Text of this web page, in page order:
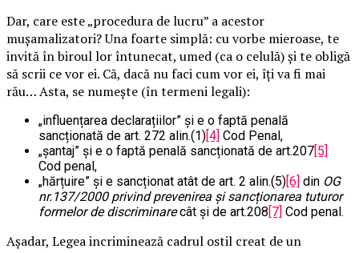
Dar, care este „procedura de lucru” a acestor
mușamalizatori? Una foarte simplă: cu vorbe mieroase, te
invită în biroul lor întunecat, umed (ca o celulă) și te obligă
să scrii ce vor ei. Că, dacă nu faci cum vor ei, îți va fi mai
rău… Asta, se numește (în termeni legali):
„influențarea declarațiilor” și e o faptă penală
sancționată de art. 272 alin.(1)[4] Cod Penal,
„șantaj” și e o faptă penală sancționată de art.207[5]
Cod penal,
„hărțuire” și e sancționat atât de art. 2 alin.(5)[6] din OG
nr.137/2000 privind prevenirea și sancționarea tuturor
formelor de discriminarecât și de art.208[7] Cod penal.
Așadar, Legea incriminează cadrul ostil creat de un